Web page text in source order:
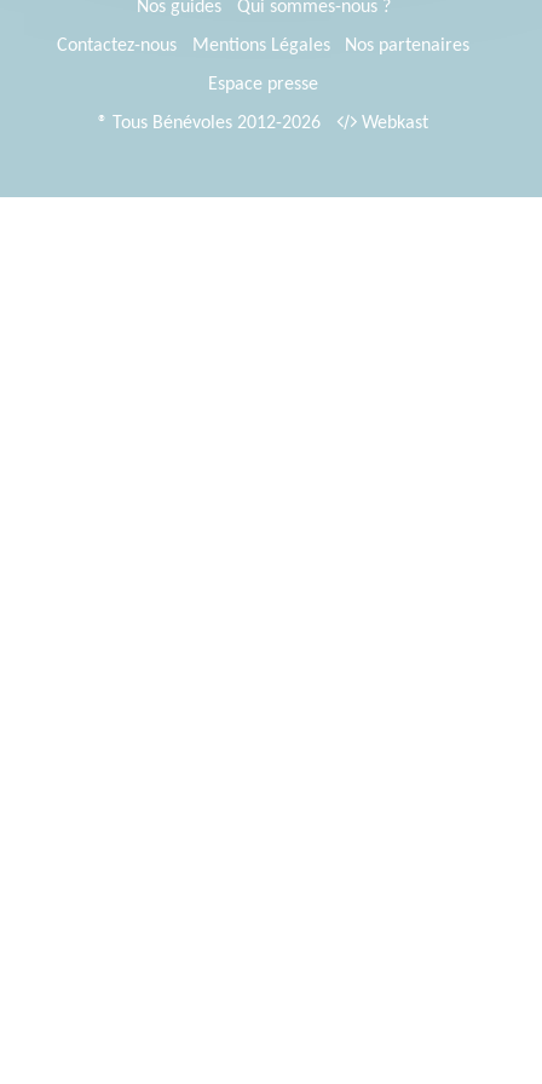
Nos guides
Qui sommes-nous ?
Contactez-nous
Mentions Légales
Nos partenaires
Espace presse
® Tous Bénévoles 2012-2026
Webkast